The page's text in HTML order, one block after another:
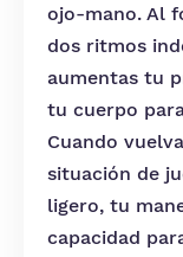
ojo-mano. Al
dos ritmos
aumentas tu
tu cuerpo
Cuando
situación de
ligero, tu
capacidad